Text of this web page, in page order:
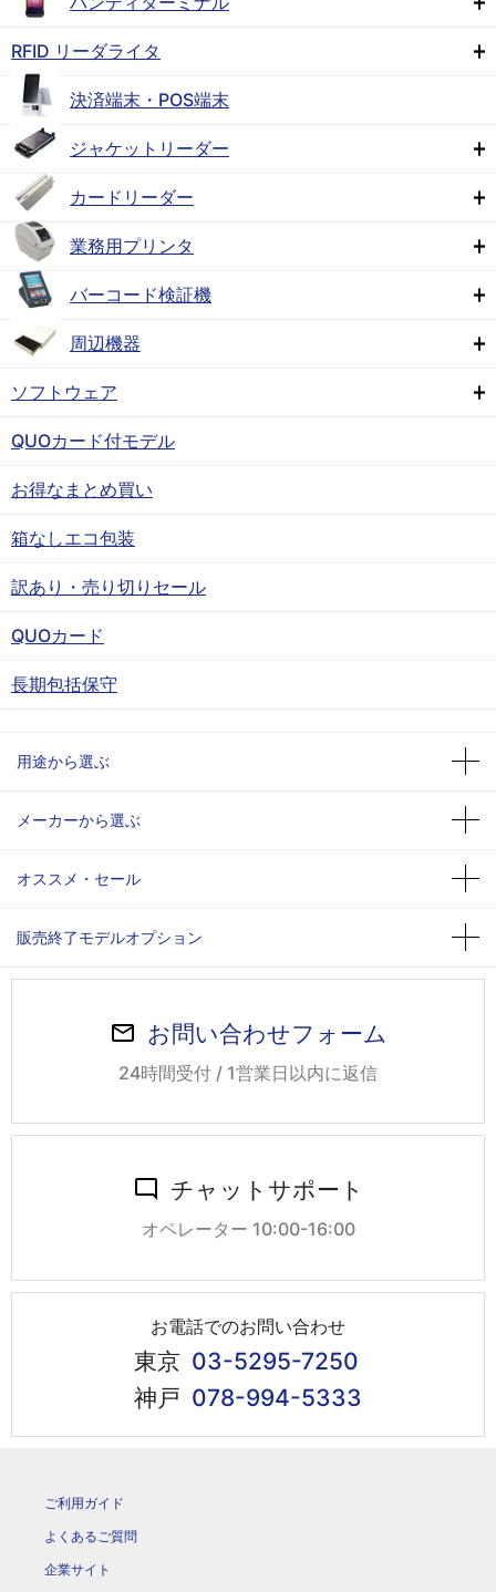
RFID リーダライタ
決済端末・POS端末
ジャケットリーダー
カードリーダー
業務用プリンタ
バーコード検証機
周辺機器
ソフトウェア
QUOカード付モデル
お得なまとめ買い
箱なしエコ包装
訳あり・売り切りセール
QUOカード
長期包括保守
用途から選ぶ
メーカーから選ぶ
オススメ・セール
販売終了モデルオプション
お問い合わせフォーム
24時間受付 / 1営業日以内に返信
チャットサポート
オペレーター 10:00-16:00
お電話でのお問い合わせ
東京 03-5295-7250
神戸 078-994-5333
ご利用ガイド
よくあるご質問
企業サイト